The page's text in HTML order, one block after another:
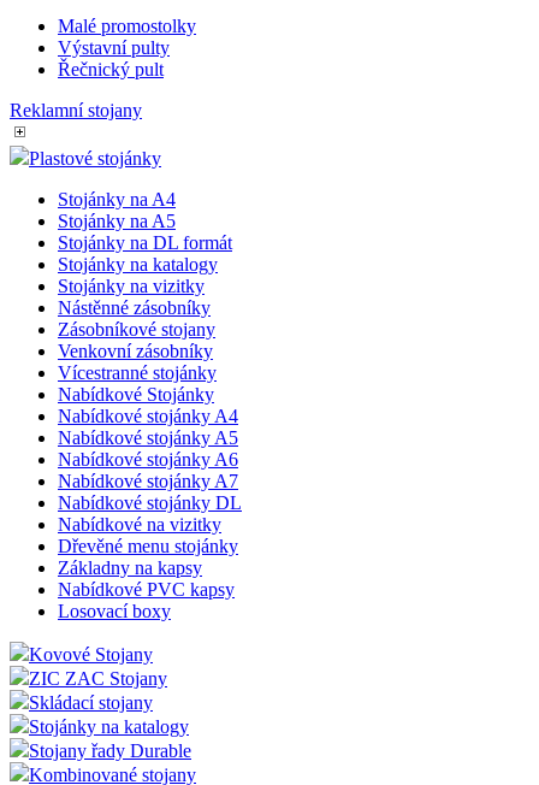
Malé promostolky
Výstavní pulty
Řečnický pult
Reklamní stojany
Plastové stojánky
Stojánky na A4
Stojánky na A5
Stojánky na DL formát
Stojánky na katalogy
Stojánky na vizitky
Nástěnné zásobníky
Zásobníkové stojany
Venkovní zásobníky
Vícestranné stojánky
Nabídkové Stojánky
Nabídkové stojánky A4
Nabídkové stojánky A5
Nabídkové stojánky A6
Nabídkové stojánky A7
Nabídkové stojánky DL
Nabídkové na vizitky
Dřevěné menu stojánky
Základny na kapsy
Nabídkové PVC kapsy
Losovací boxy
Kovové Stojany
ZIC ZAC Stojany
Skládací stojany
Stojánky na katalogy
Stojany řady Durable
Kombinované stojany